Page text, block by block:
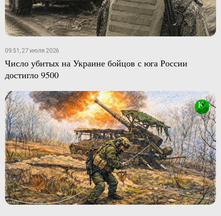
09:51, 27 июля 2026
Число убитых на Украине бойцов с юга России
достигло 9500